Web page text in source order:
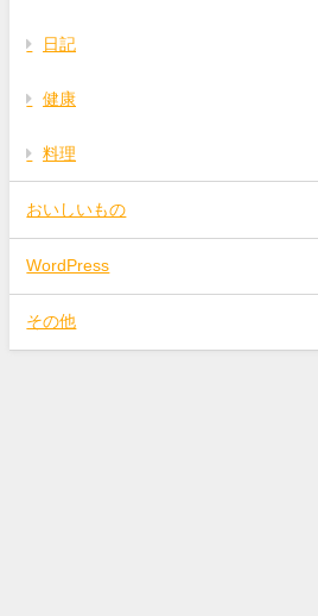
日記
健康
料理
おいしいもの
WordPress
その他